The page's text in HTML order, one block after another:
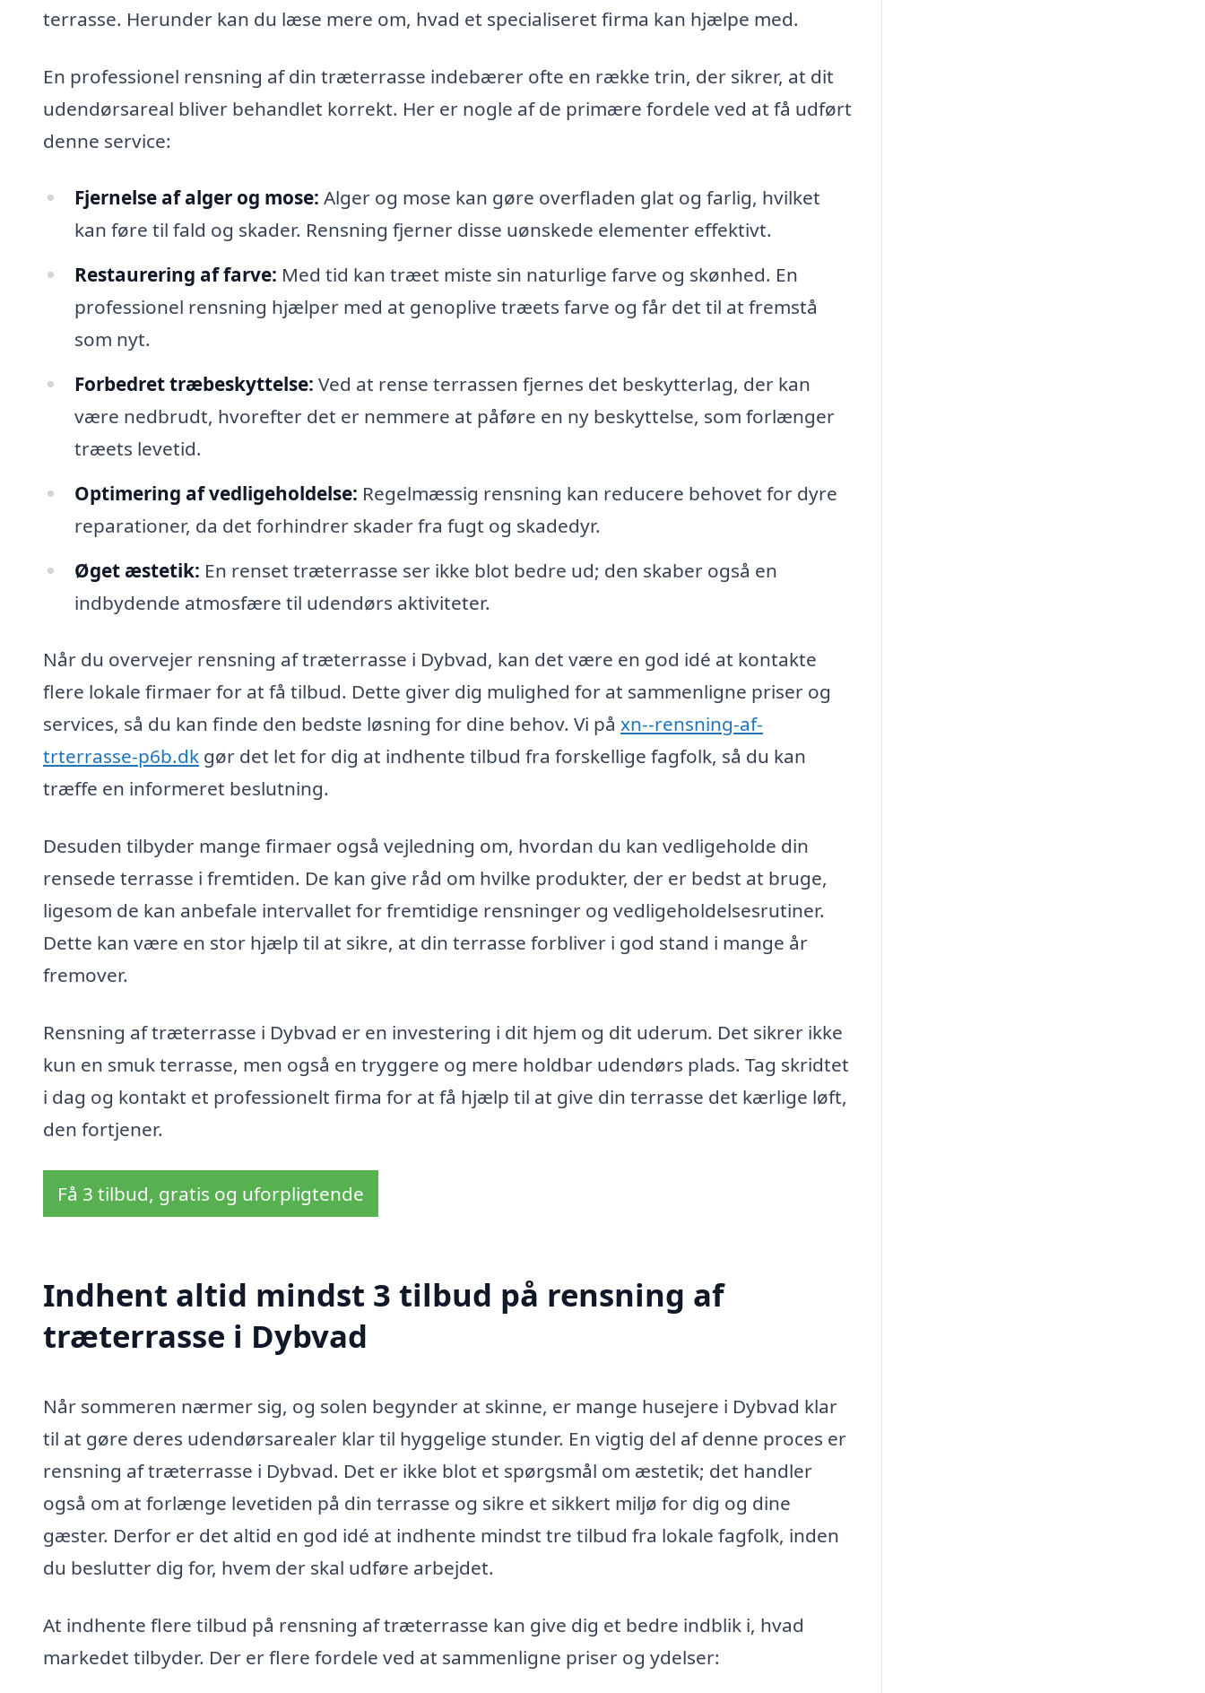
terrasse. Herunder kan du læse mere om, hvad et specialiseret firma kan hjælpe med.
En professionel rensning af din træterrasse indebærer ofte en række trin, der sikrer, at dit
udendørsareal bliver behandlet korrekt. Her er nogle af de primære fordele ved at få udført
denne service:
Fjernelse af alger og mose: Alger og mose kan gøre overfladen glat og farlig, hvilket
kan føre til fald og skader. Rensning fjerner disse uønskede elementer effektivt.
Restaurering af farve: Med tid kan træet miste sin naturlige farve og skønhed. En
professionel rensning hjælper med at genoplive træets farve og får det til at fremstå
som nyt.
Forbedret træbeskyttelse: Ved at rense terrassen fjernes det beskytterlag, der kan
være nedbrudt, hvorefter det er nemmere at påføre en ny beskyttelse, som forlænger
træets levetid.
Optimering af vedligeholdelse: Regelmæssig rensning kan reducere behovet for dyre
reparationer, da det forhindrer skader fra fugt og skadedyr.
Øget æstetik: En renset træterrasse ser ikke blot bedre ud; den skaber også en
indbydende atmosfære til udendørs aktiviteter.
Når du overvejer rensning af træterrasse i Dybvad, kan det være en god idé at kontakte
flere lokale firmaer for at få tilbud. Dette giver dig mulighed for at sammenligne priser og
services, så du kan finde den bedste løsning for dine behov. Vi på xn--rensning-af-
trterrasse-p6b.dk gør det let for dig at indhente tilbud fra forskellige fagfolk, så du kan
træffe en informeret beslutning.
Desuden tilbyder mange firmaer også vejledning om, hvordan du kan vedligeholde din
rensede terrasse i fremtiden. De kan give råd om hvilke produkter, der er bedst at bruge,
ligesom de kan anbefale intervallet for fremtidige rensninger og vedligeholdelsesrutiner.
Dette kan være en stor hjælp til at sikre, at din terrasse forbliver i god stand i mange år
fremover.
Rensning af træterrasse i Dybvad er en investering i dit hjem og dit uderum. Det sikrer ikke
kun en smuk terrasse, men også en tryggere og mere holdbar udendørs plads. Tag skridtet
i dag og kontakt et professionelt firma for at få hjælp til at give din terrasse det kærlige løft,
den fortjener.
Få 3 tilbud, gratis og uforpligtende
Indhent altid mindst 3 tilbud på rensning af
træterrasse i Dybvad
Når sommeren nærmer sig, og solen begynder at skinne, er mange husejere i Dybvad klar
til at gøre deres udendørsarealer klar til hyggelige stunder. En vigtig del af denne proces er
rensning af træterrasse i Dybvad. Det er ikke blot et spørgsmål om æstetik; det handler
også om at forlænge levetiden på din terrasse og sikre et sikkert miljø for dig og dine
gæster. Derfor er det altid en god idé at indhente mindst tre tilbud fra lokale fagfolk, inden
du beslutter dig for, hvem der skal udføre arbejdet.
At indhente flere tilbud på rensning af træterrasse kan give dig et bedre indblik i, hvad
markedet tilbyder. Der er flere fordele ved at sammenligne priser og ydelser: